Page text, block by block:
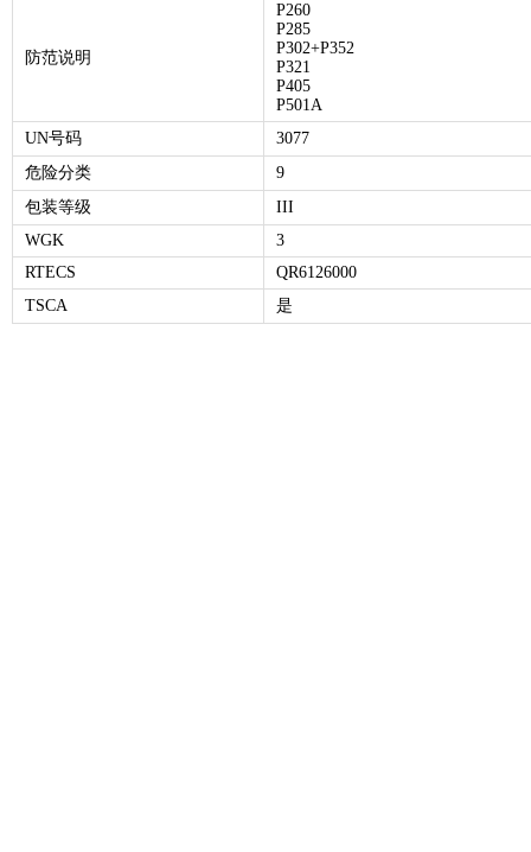
防范说明
P260
P285
P302+P352
P321
P405
P501A
UN号码
3077
危险分类
9
包装等级
III
WGK
3
RTECS
QR6126000
TSCA
是